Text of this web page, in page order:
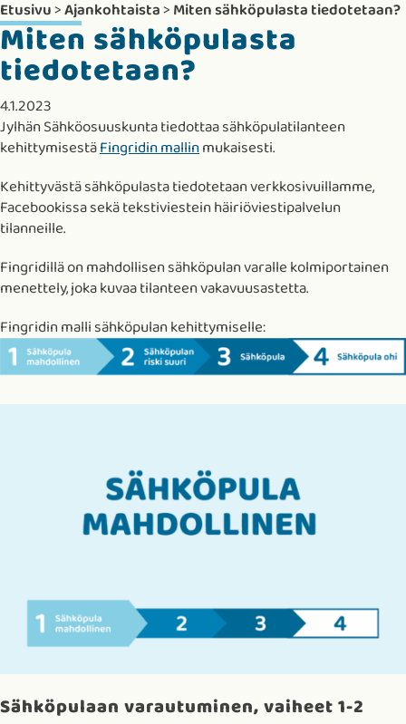
Etusivu>Ajankohtaista>Miten sähköpulasta tiedotetaan?
Miten sähköpulasta
tiedotetaan?
4.1.2023
Jylhän Sähköosuuskunta tiedottaa sähköpulatilanteen
kehittymisestäFingridin mallinmukaisesti.
Kehittyvästä sähköpulasta tiedotetaan verkkosivuillamme,
Facebookissa sekä tekstiviestein häiriöviestipalvelun
tilanneille.
Fingridillä on mahdollisen sähköpulan varalle kolmiportainen
menettely, joka kuvaa tilanteen vakavuusastetta.
Fingridin malli sähköpulan kehittymiselle:
Sähköpulaan varautuminen, vaiheet 1-2